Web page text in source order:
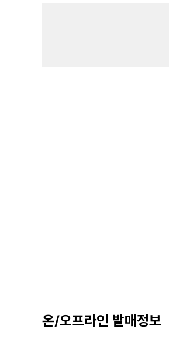
온/오프라인 발매정보